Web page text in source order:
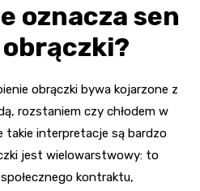
oznacza sen
obrączki bywa kojarzone z
rozstaniem czy chłodem w
takie interpretacje są bardzo
jest wielowarstwowy: to
kontraktu,